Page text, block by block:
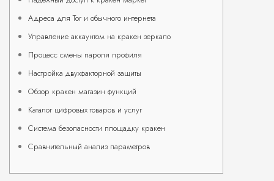
Адреса для Tor и обычного интернета
Управление аккаунтом на кракен зеркало
Процесс смены пароля профиля
Настройка двухфакторной защиты
Обзор кракен магазин функций
Каталог цифровых товаров и услуг
Система безопасности площадку кракен
Сравнительный анализ параметров